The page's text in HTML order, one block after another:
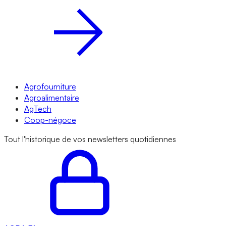
Agrofourniture
Agroalimentaire
AgTech
Coop-négoce
Tout l'historique de vos newsletters quotidiennes